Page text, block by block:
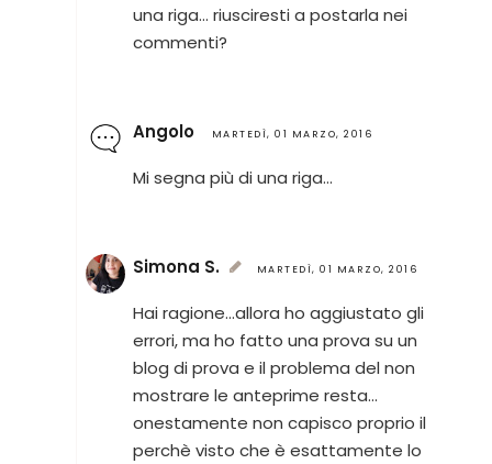
una riga... riusciresti a postarla nei
commenti?
Angolo MARTEDÌ, 01 MARZO, 2016
Mi segna più di una riga...
Simona S. MARTEDÌ, 01 MARZO, 2016
Hai ragione...allora ho aggiustato gli
errori, ma ho fatto una prova su un
blog di prova e il problema del non
mostrare le anteprime resta...
onestamente non capisco proprio il
perchè visto che è esattamente lo